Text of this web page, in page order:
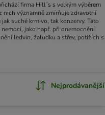
firma Hill´s s velkým výběrem
nich významně zmírňuje zdravotní
suché krmivo, tak konzervy. Tato
jako např. při onemocnění
ledvin, žaludku a střev, potížích s
Nejprodávanější